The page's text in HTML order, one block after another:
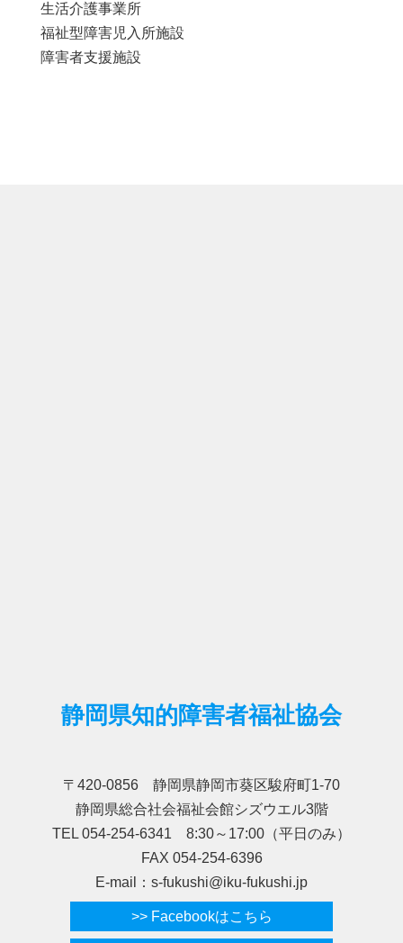
生活介護事業所
福祉型障害児入所施設
障害者支援施設
静岡県知的障害者福祉協会
〒420-0856 静岡県静岡市葵区駿府町1-70
静岡県総合社会福祉会館シズウエル3階
TEL 054-254-6341 8:30～17:00（平日のみ）
FAX 054-254-6396
E-mail：s-fukushi@iku-fukushi.jp
>> Facebookはこちら